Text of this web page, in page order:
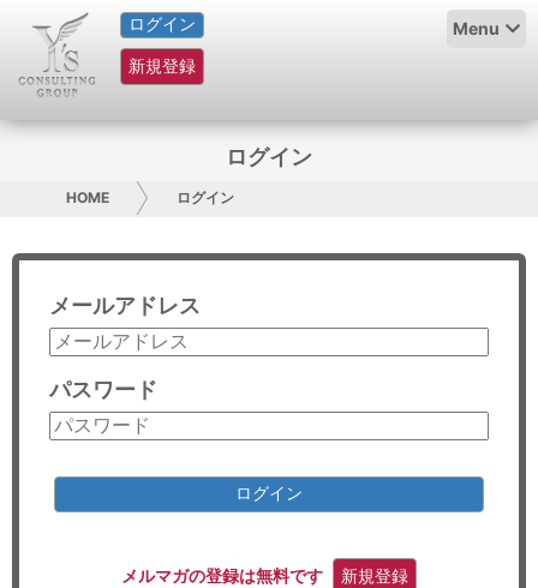
ログイン
新規登録
Menu
HOME
サービス紹介
グループ概要
採用情報
お問い合わせ
コンサルティング
リサーチ
ログイン
HOME ログイン
メールアドレス
パスワード
ログイン
メルマガの登録は無料です 新規登録